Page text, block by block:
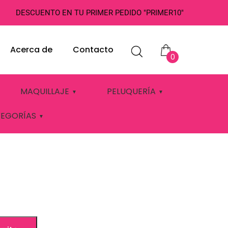
DESCUENTO EN TU PRIMER PEDIDO "PRIMER10"
0
Acerca de Contacto
MAQUILLAJE PELUQUERÍA